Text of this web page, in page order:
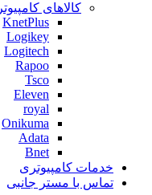
کالاهای کامپیوتر
KnetPlus
Logikey
Logitech
Rapoo
Tsco
Eleven
royal
Onikuma
Adata
Bnet
خدمات کامپیوتری
تماس با مستر جانبی